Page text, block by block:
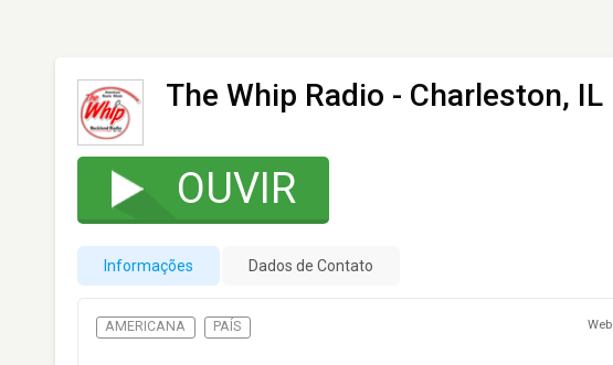
The Whip Radio - Charleston, IL
OUVIR
Informações Dados de Contato
AMERICANA PAÍS Web